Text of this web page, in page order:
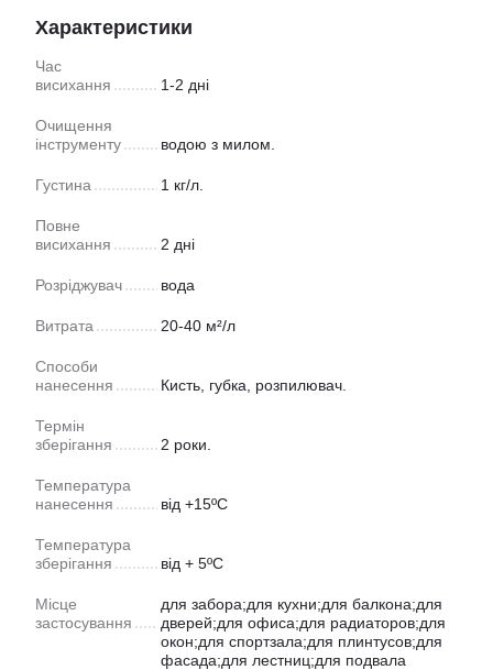
Характеристики
Час
висихання
1-2 дні
Очищення
інструменту
водою з милом.
Густина 1 кг/л.
Повне
висихання
2 дні
Розріджувач вода
Витрата 20-40 м²/л
Способи
нанесення
Кисть, губка, розпилювач.
Термін
зберігання
2 роки.
Температура
нанесення
від +15ºС
Температура
зберігання
від + 5ºС
Місце
застосування
для забора;для кухни;для балкона;для
дверей;для офиса;для радиаторов;для
окон;для спортзала;для плинтусов;для
фасада;для лестниц;для подвала